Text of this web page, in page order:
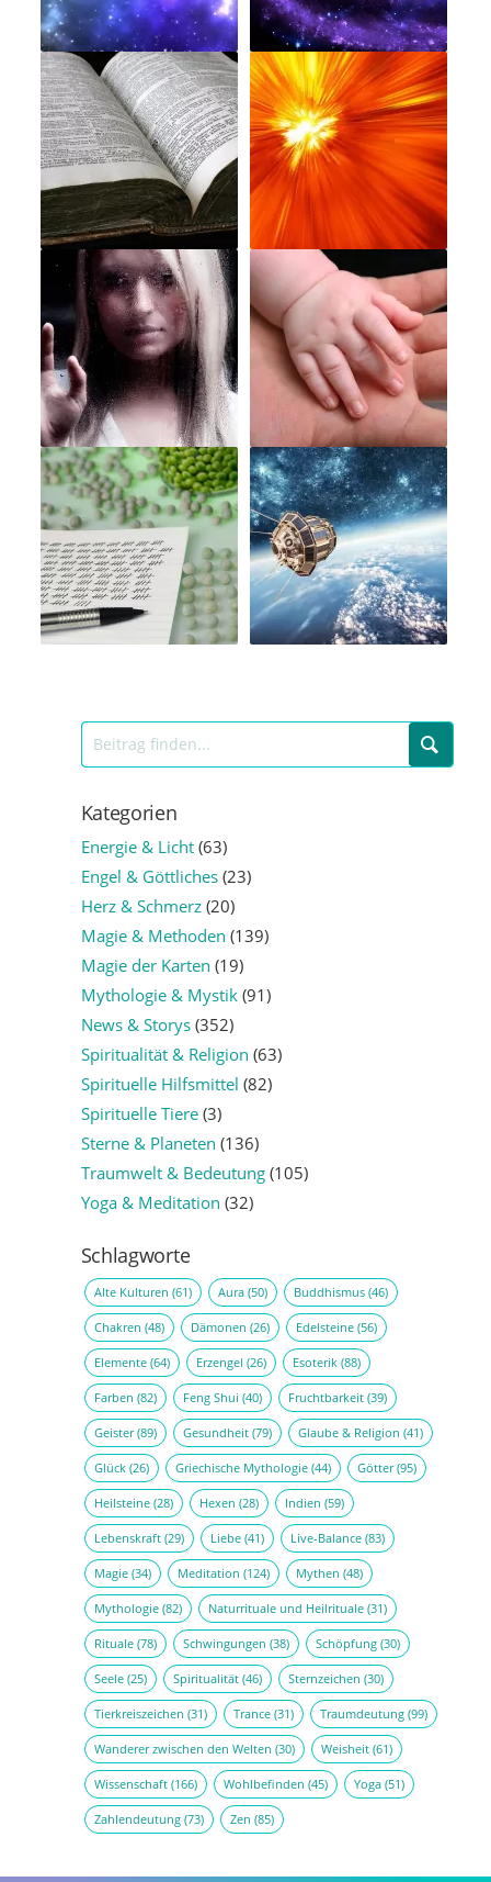
Kategorien
Energie & Licht(63)
Engel & Göttliches(23)
Herz & Schmerz(20)
Magie & Methoden (139)
Magie der Karten (19)
Mythologie & Mystik(91)
News & Storys(352)
Spiritualität & Religion (63)
Spirituelle Hilfsmittel (82)
Spirituelle Tiere(3)
Sterne & Planeten (136)
Traumwelt & Bedeutung(105)
Yoga & Meditation (32)
Schlagworte
Alte Kulturen (61) Aura(50) Buddhismus(46)
Chakren (48) Dämonen (26) Edelsteine(56)
Elemente(64) Erzengel (26) Esoterik(88)
Farben (82) Feng Shui (40) Fruchtbarkeit(39)
Geister(89) Gesundheit(79) Glaube & Religion (41)
Glück(26) Griechische Mythologie(44) Götter(95)
Heilsteine(28) Hexen (28) Indien (59)
Lebenskraft(29) Liebe(41) Live-Balance(83)
Magie(34) Meditation (124) Mythen (48)
Mythologie(82) Naturrituale und Heilrituale(31)
Rituale(78) Schwingungen (38) Schöpfung(30)
Seele(25) Spiritualität(46) Sternzeichen (30)
Tierkreiszeichen (31) Trance(31) Traumdeutung(99)
Wanderer zwischen den Welten (30) Weisheit(61)
Wissenschaft(166) Wohlbefinden (45) Yoga(51)
Zahlendeutung(73) Zen (85)